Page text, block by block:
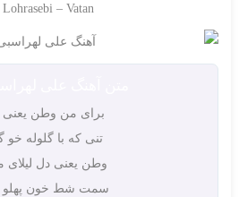
– Vatan
برای من وطن یعنی
تنی که با گلوله خو
وطن یعنی دل لیلای
سمت شط خون پهلو